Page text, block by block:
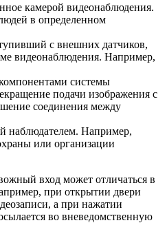
камерой видеонаблюдения.
в определенном
с внешних датчиков,
видеонаблюдения. Например,
системы
подачи изображения с
соединения между
наблюдателем. Например,
или организации
вход может отличаться в
при открытии двери
а при нажатии
во вневедомственную